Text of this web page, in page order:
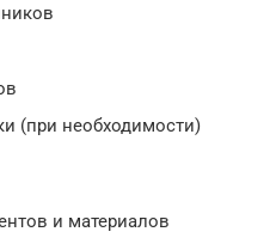
(при необходимости)
и материалов